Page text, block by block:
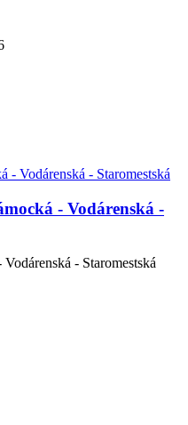
- Vodárenská -
- Staromestská